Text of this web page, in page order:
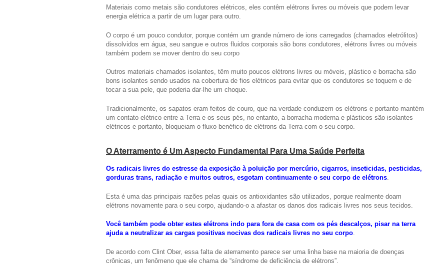
Materiais como metais são condutores elétricos, eles contêm elétrons livres ou móveis que podem levar
energia elétrica a partir de um lugar para outro.
O corpo é um pouco condutor, porque contém um grande número de ions carregados (chamados eletrólitos)
dissolvidos em água, seu sangue e outros fluidos corporais são bons condutores, elétrons livres ou móveis
também podem se mover dentro do seu corpo
Outros materiais chamados isolantes, têm muito poucos elétrons livres ou móveis, plástico e borracha são
bons isolantes sendo usados na cobertura de fios elétricos para evitar que os condutores se toquem e de
tocar a sua pele, que poderia dar-lhe um choque.
Tradicionalmente, os sapatos eram feitos de couro, que na verdade conduzem os elétrons e portanto mantém
um contato elétrico entre a Terra e os seus pés, no entanto, a borracha moderna e plásticos são isolantes
elétricos e portanto, bloqueiam o fluxo benéfico de elétrons da Terra com o seu corpo.
O Aterramento é Um Aspecto Fundamental Para Uma Saúde Perfeita
Os radicais livres do estresse da exposição à poluição por mercúrio, cigarros, inseticidas, pesticidas,
gorduras trans, radiação e muitos outros, esgotam continuamente o seu corpo de elétrons.
Esta é uma das principais razões pelas quais os antioxidantes são utilizados, porque realmente doam
elétrons novamente para o seu corpo, ajudando-o a afastar os danos dos radicais livres nos seus tecidos.
Você também pode obter estes elétrons indo para fora de casa com os pés descalços, pisar na terra
ajuda a neutralizar as cargas positivas nocivas dos radicais livres no seu corpo.
De acordo com Clint Ober, essa falta de aterramento parece ser uma linha base na maioria de doenças
crônicas, um fenômeno que ele chama de “síndrome de deficiência de elétrons”.